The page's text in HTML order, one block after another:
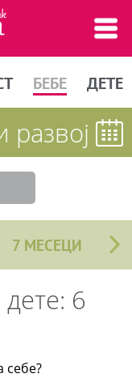
БЕБЕ ДЕТЕ
развој
7 МЕСЕЦИ
6
себе?